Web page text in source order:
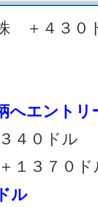
＋４３
へエントリ
４０ドル
＋１３７
ル